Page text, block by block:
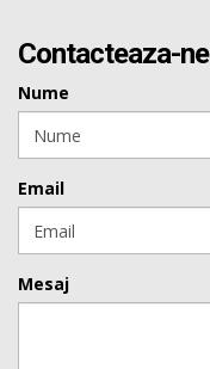
Contacteaza-ne
Nume
Email
Mesaj